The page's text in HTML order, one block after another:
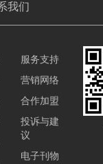
我们
服务支持
营销网络
合作加盟
投诉与建
议
电子刊物